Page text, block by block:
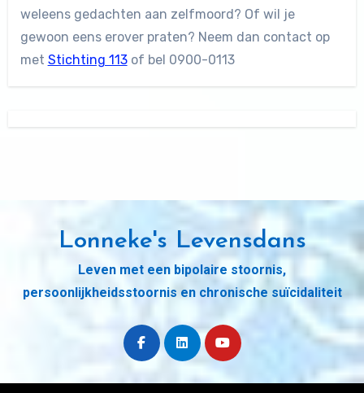
weleens gedachten aan zelfmoord? Of wil je
gewoon eens erover praten? Neem dan contact op
met Stichting 113of bel 0900-0113
Lonneke's Levensdans
Leven met een bipolaire stoornis,
persoonlijkheidsstoornis en chronische suïcidaliteit